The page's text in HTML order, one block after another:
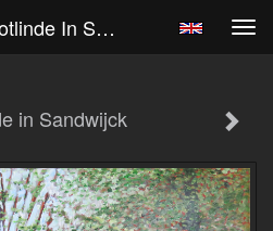
Rita Camphuijsen - Knotlinde In Sandwijck
in Sandwijck